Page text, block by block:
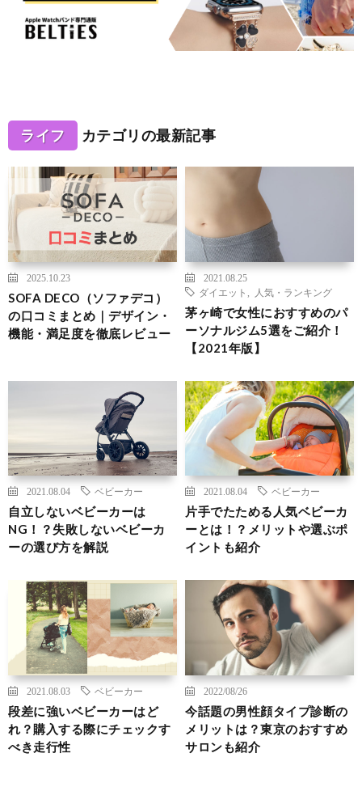
ライフ カテゴリの最新記事
2025.10.23
SOFA DECO（ソファデコ）
の口コミまとめ｜デザイン・
機能・満足度を徹底レビュー
2021.08.25
ダイエット
人気・ランキング
茅ヶ崎で女性におすすめのパ
ーソナルジム5選をご紹介！
【2021年版】
2021.08.04 ベビーカー
自立しないベビーカーは
NG！？失敗しないベビーカ
ーの選び方を解説
2021.08.04 ベビーカー
片手でたためる人気ベビーカ
ーとは！？メリットや選ぶポ
イントも紹介
2021.08.03 ベビーカー
段差に強いベビーカーはど
れ？購入する際にチェックす
べき走行性
2022/08/26
今話題の男性顔タイプ診断の
メリットは？東京のおすすめ
サロンも紹介